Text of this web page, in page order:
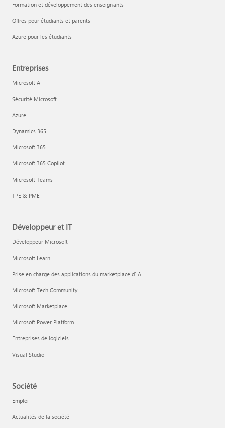
Formation et développement des enseignants
Offres pour étudiants et parents
Azure pour les étudiants
Entreprises
Microsoft AI
Sécurité Microsoft
Azure
Dynamics 365
Microsoft 365
Microsoft 365 Copilot
Microsoft Teams
TPE & PME
Développeur et IT
Développeur Microsoft
Microsoft Learn
Prise en charge des applications du marketplace d’IA
Microsoft Tech Community
Microsoft Marketplace
Microsoft Power Platform
Entreprises de logiciels
Visual Studio
Société
Emploi
Actualités de la société